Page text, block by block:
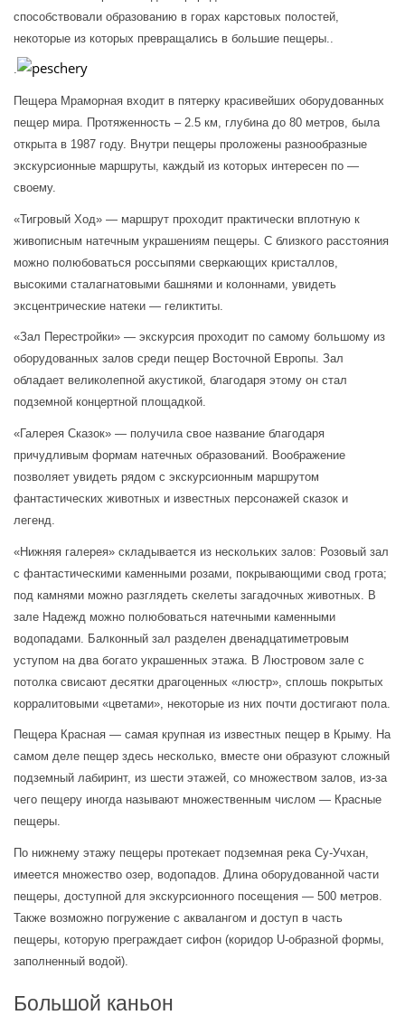
способствовали образованию в горах карстовых полостей,
некоторые из которых превращались в большие пещеры..
.
Пещера Мраморная входит в пятерку красивейших оборудованных
пещер мира. Протяженность – 2.5 км, глубина до 80 метров, была
открыта в 1987 году. Внутри пещеры проложены разнообразные
экскурсионные маршруты, каждый из которых интересен по —
своему.
«Тигровый Ход» — маршрут проходит практически вплотную к
живописным натечным украшениям пещеры. С близкого расстояния
можно полюбоваться россыпями сверкающих кристаллов,
высокими сталагнатовыми башнями и колоннами, увидеть
эксцентрические натеки — геликтиты.
«Зал Перестройки» — экскурсия проходит по самому большому из
оборудованных залов среди пещер Восточной Европы. Зал
обладает великолепной акустикой, благодаря этому он стал
подземной концертной площадкой.
«Галерея Сказок» — получила свое название благодаря
причудливым формам натечных образований. Воображение
позволяет увидеть рядом с экскурсионным маршрутом
фантастических животных и известных персонажей сказок и
легенд.
«Нижняя галерея» складывается из нескольких залов: Розовый зал
с фантастическими каменными розами, покрывающими свод грота;
под камнями можно разглядеть скелеты загадочных животных. В
зале Надежд можно полюбоваться натечными каменными
водопадами. Балконный зал разделен двенадцатиметровым
уступом на два богато украшенных этажа. В Люстровом зале с
потолка свисают десятки драгоценных «люстр», сплошь покрытых
корралитовыми «цветами», некоторые из них почти достигают пола.
Пещера Красная — самая крупная из известных пещер в Крыму. На
самом деле пещер здесь несколько, вместе они образуют сложный
подземный лабиринт, из шести этажей, со множеством залов, из-за
чего пещеру иногда называют множественным числом — Красные
пещеры.
По нижнему этажу пещеры протекает подземная река Су-Учхан,
имеется множество озер, водопадов. Длина оборудованной части
пещеры, доступной для экскурсионного посещения — 500 метров.
Также возможно погружение с аквалангом и доступ в часть
пещеры, которую преграждает сифон (коридор U-образной формы,
заполненный водой).
Большой каньон